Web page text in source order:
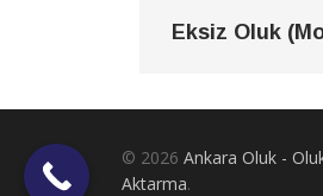
Eksiz Oluk
© 2026 Ankara Oluk -
Aktarma.